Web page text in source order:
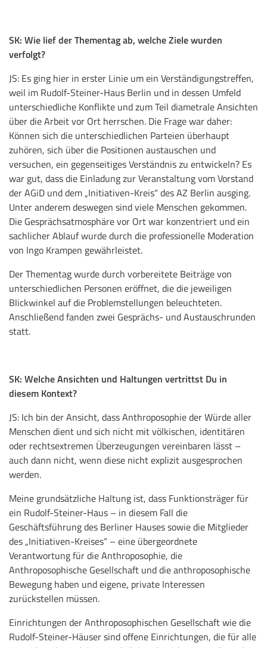
SK: Wie lief der Thementag ab, welche Ziele wurden
verfolgt?
JS: Es ging hier in erster Linie um ein Verständigungstreffen,
weil im Rudolf-Steiner-Haus Berlin und in dessen Umfeld
unterschiedliche Konflikte und zum Teil diametrale Ansichten
über die Arbeit vor Ort herrschen. Die Frage war daher:
Können sich die unterschiedlichen Parteien überhaupt
zuhören, sich über die Positionen austauschen und
versuchen, ein gegenseitiges Verständnis zu entwickeln? Es
war gut, dass die Einladung zur Veranstaltung vom Vorstand
der AGiD und dem „Initiativen-Kreis“ des AZ Berlin ausging.
Unter anderem deswegen sind viele Menschen gekommen.
Die Gesprächsatmosphäre vor Ort war konzentriert und ein
sachlicher Ablauf wurde durch die professionelle Moderation
von Ingo Krampen gewährleistet.
Der Thementag wurde durch vorbereitete Beiträge von
unterschiedlichen Personen eröffnet, die die jeweiligen
Blickwinkel auf die Problemstellungen beleuchteten.
Anschließend fanden zwei Gesprächs- und Austauschrunden
statt.
SK: Welche Ansichten und Haltungen vertrittst Du in
diesem Kontext?
JS: Ich bin der Ansicht, dass Anthroposophie der Würde aller
Menschen dient und sich nicht mit völkischen, identitären
oder rechtsextremen Überzeugungen vereinbaren lässt –
auch dann nicht, wenn diese nicht explizit ausgesprochen
werden.
Meine grundsätzliche Haltung ist, dass Funktionsträger für
ein Rudolf-Steiner-Haus – in diesem Fall die
Geschäftsführung des Berliner Hauses sowie die Mitglieder
des „Initiativen-Kreises“ – eine übergeordnete
Verantwortung für die Anthroposophie, die
Anthroposophische Gesellschaft und die anthroposophische
Bewegung haben und eigene, private Interessen
zurückstellen müssen.
Einrichtungen der Anthroposophischen Gesellschaft wie die
Rudolf-Steiner-Häuser sind offene Einrichtungen, die für alle